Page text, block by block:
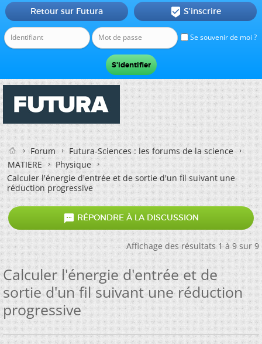
Se souvenir de moi ?
Retour sur Futura  S'inscrire
Forum
Futura-Sciences : les forums de la science
MATIERE
Physique
Calculer l'énergie d'entrée et de sortie d'un fil suivant une
réduction progressive
 RÉPONDRE À LA DISCUSSION
Affichage des résultats 1 à 9 sur 9
Calculer l'énergie d'entrée et de
sortie d'un fil suivant une réduction
progressive